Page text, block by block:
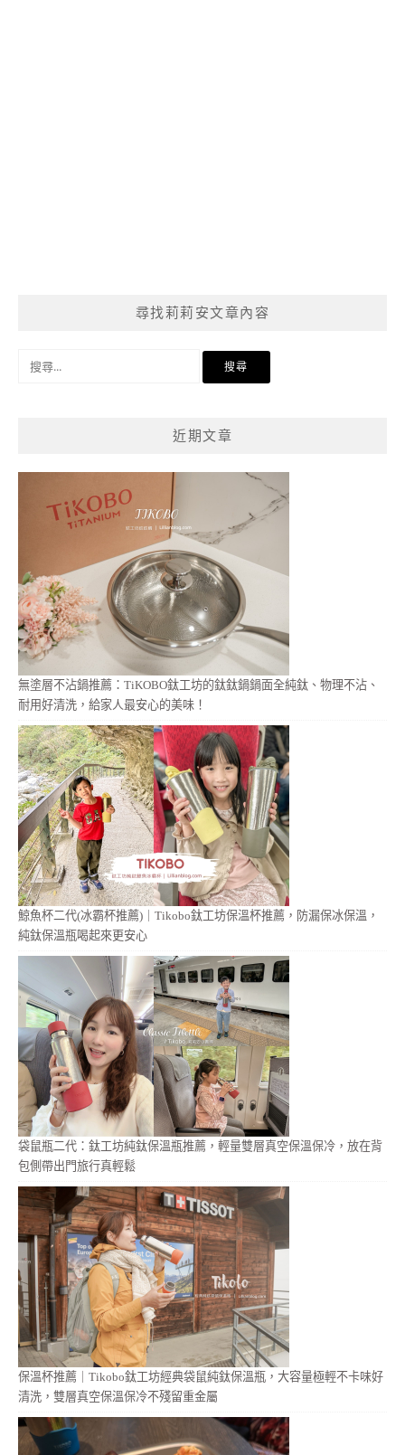
尋找莉莉安文章內容
近期文章
無塗層不沾鍋推薦：TiKOBO鈦工坊的鈦鈦鍋鍋面全純鈦、物理不沾、
耐用好清洗，給家人最安心的美味！
鯨魚杯二代(冰霸杯推薦)｜Tikobo鈦工坊保溫杯推薦，防漏保冰保溫，
純鈦保溫瓶喝起來更安心
袋鼠瓶二代：鈦工坊純鈦保溫瓶推薦，輕量雙層真空保溫保冷，放在背
包側帶出門旅行真輕鬆
保溫杯推薦｜Tikobo鈦工坊經典袋鼠純鈦保溫瓶，大容量極輕不卡味好
清洗，雙層真空保溫保冷不殘留重金屬